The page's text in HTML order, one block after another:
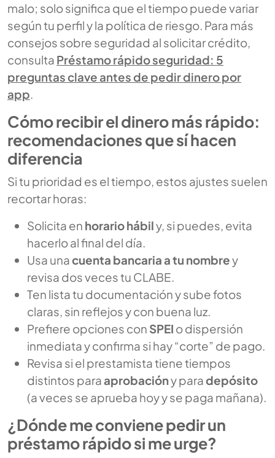
malo; solo significa que el tiempo puede variar
según tu perfil y la política de riesgo. Para más
consejos sobre seguridad al solicitar crédito,
consulta Préstamo rápido seguridad: 5
preguntas clave antes de pedir dinero por
app.
Cómo recibir el dinero más rápido:
recomendaciones que sí hacen
diferencia
Si tu prioridad es el tiempo, estos ajustes suelen
recortar horas:
Solicita en horario hábily, si puedes, evita
hacerlo al final del día.
Usa unacuenta bancaria a tu nombrey
revisa dos veces tu CLABE.
Ten lista tu documentación y sube fotos
claras, sin reflejos y con buena luz.
Prefiere opciones con SPEI o dispersión
inmediata y confirma si hay “corte” de pago.
Revisa si el prestamista tiene tiempos
distintos paraaprobacióny paradepósito
(a veces se aprueba hoy y se paga mañana).
¿Dónde me conviene pedir un
préstamo rápido si me urge?